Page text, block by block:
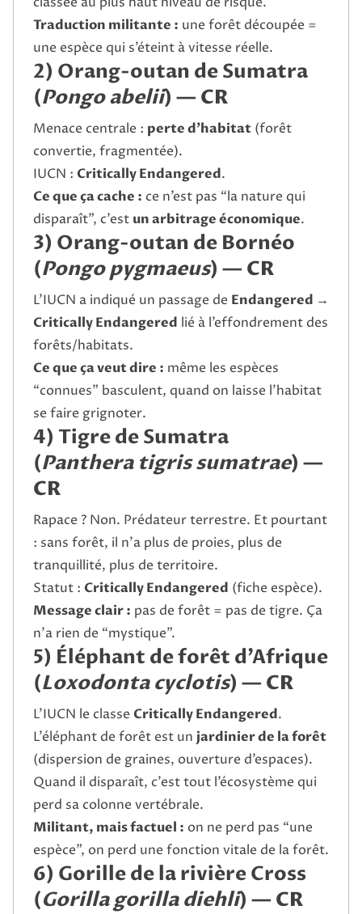
Traduction militante : une forêt découpée =
une espèce qui s’éteint à vitesse réelle.
2) Orang-outan de Sumatra
(Pongo abelii) — CR
Menace centrale : perte d’habitat (forêt
convertie, fragmentée).
IUCN : Critically Endangered.
Ce que ça cache : ce n’est pas “la nature qui
disparaît”, c’est un arbitrage économique.
3) Orang-outan de Bornéo
(Pongo pygmaeus) — CR
L’IUCN a indiqué un passage de Endangered →
Critically Endangered lié à l’effondrement des
forêts/habitats.
Ce que ça veut dire : même les espèces
“connues” basculent, quand on laisse l’habitat
se faire grignoter.
4) Tigre de Sumatra
(Panthera tigris sumatrae) —
CR
Rapace ? Non. Prédateur terrestre. Et pourtant
: sans forêt, il n’a plus de proies, plus de
tranquillité, plus de territoire.
Statut : Critically Endangered (fiche espèce).
Message clair : pas de forêt = pas de tigre. Ça
n’a rien de “mystique”.
5) Éléphant de forêt d’Afrique
(Loxodonta cyclotis) — CR
L’IUCN le classe Critically Endangered.
L’éléphant de forêt est un jardinier de la forêt
(dispersion de graines, ouverture d’espaces).
Quand il disparaît, c’est tout l’écosystème qui
perd sa colonne vertébrale.
Militant, mais factuel : on ne perd pas “une
espèce”, on perd une fonction vitale de la forêt.
6) Gorille de la rivière Cross
(Gorilla gorilla diehli) — CR